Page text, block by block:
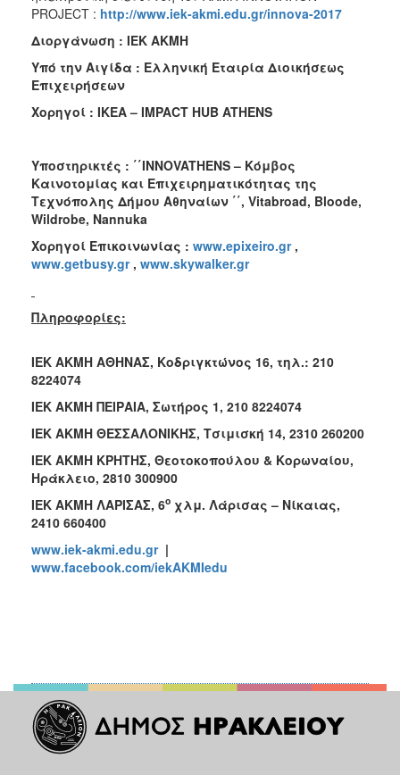
PROJECT : http://www.iek-akmi.edu.gr/innova-2017
Διοργάνωση : ΙΕΚ ΑΚΜΗ
Υπό την Αιγίδα : Ελληνική Εταιρία Διοικήσεως
Επιχειρήσεων
Χορηγοί : ΙΚΕΑ – IMPACT HUB ATHENS
Υποστηρικτές : ΄΄INNOVATHENS – Κόμβος
Καινοτομίας και Επιχειρηματικότητας της
Τεχνόπολης Δήμου Αθηναίων ΄΄, Vitabroad, Bloode,
Wildrobe, Nannuka
Χορηγοί Επικοινωνίας : www.epixeiro.gr,
www.getbusy.gr, www.skywalker.gr
Πληροφορίες:
ΙΕΚ ΑΚΜΗ ΑΘΗΝΑΣ, Κοδριγκτώνος 16, τηλ.: 210
8224074
ΙΕΚ ΑΚΜΗ ΠΕΙΡΑΙΑ, Σωτήρος 1, 210 8224074
ΙΕΚ ΑΚΜΗ ΘΕΣΣΑΛΟΝΙΚΗΣ, Τσιμισκή 14, 2310 260200
ΙΕΚ ΑΚΜΗ ΚΡΗΤΗΣ, Θεοτοκοπούλου & Κορωναίου,
Ηράκλειο, 2810 300900
ΙΕΚ ΑΚΜΗ ΛΑΡΙΣΑΣ, 6ο χλμ. Λάρισας – Νίκαιας,
2410 660400
www.iek-akmi.edu.gr|
www.facebook.com/iekAKMIedu